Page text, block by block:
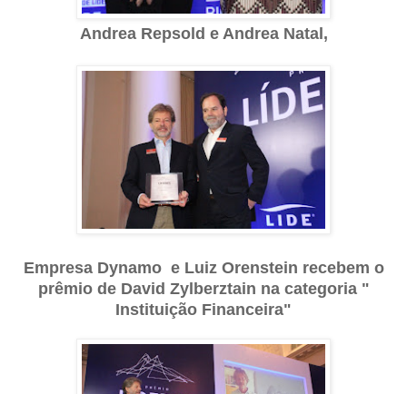
Andrea Repsold e Andrea Natal,
Empresa Dynamo e Luiz Orenstein recebem o
prêmio de David Zylberztain na categoria "
Instituição Financeira"